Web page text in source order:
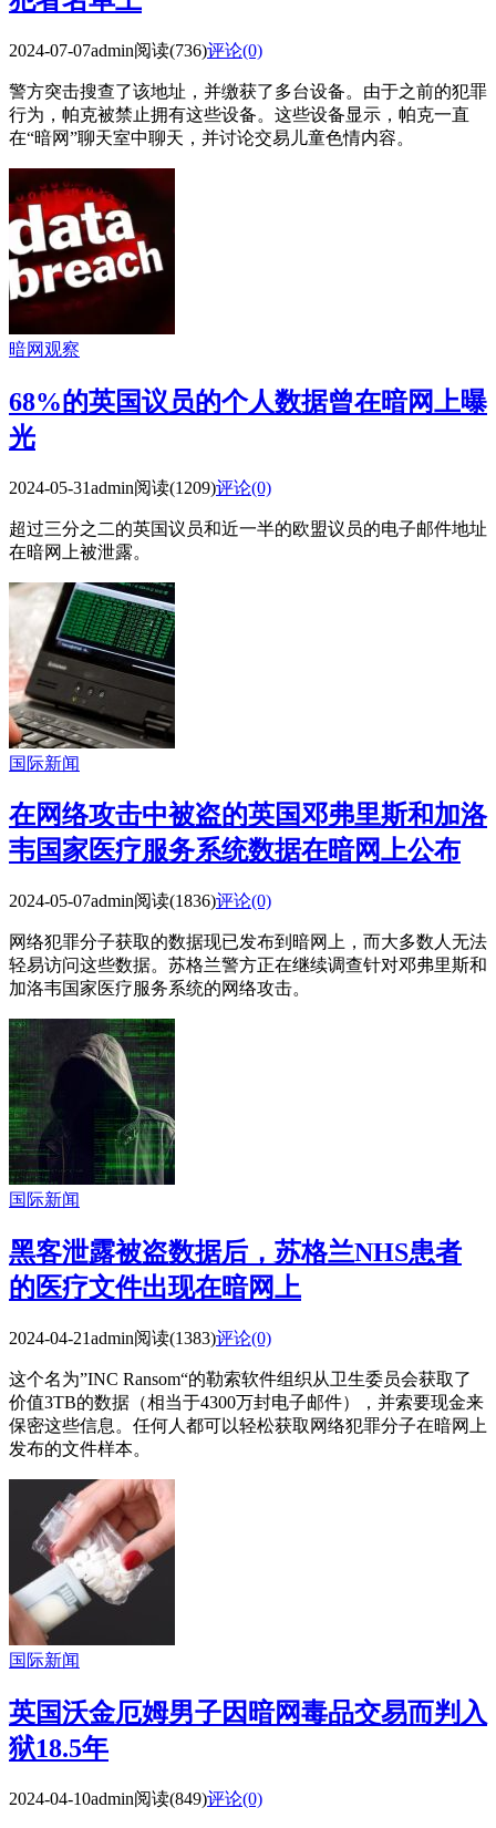
2024-07-07admin阅读(736)评论(0)
警方突击搜查了该地址，并缴获了多台设备。由于之前的犯罪
行为，帕克被禁止拥有这些设备。这些设备显示，帕克一直
在“暗网”聊天室中聊天，并讨论交易儿童色情内容。
暗网观察
68%的英国议员的个人数据曾在暗网上曝
光
2024-05-31admin阅读(1209)评论(0)
超过三分之二的英国议员和近一半的欧盟议员的电子邮件地址
在暗网上被泄露。
国际新闻
在网络攻击中被盗的英国邓弗里斯和加洛
韦国家医疗服务系统数据在暗网上公布
2024-05-07admin阅读(1836)评论(0)
网络犯罪分子获取的数据现已发布到暗网上，而大多数人无法
轻易访问这些数据。苏格兰警方正在继续调查针对邓弗里斯和
加洛韦国家医疗服务系统的网络攻击。
国际新闻
黑客泄露被盗数据后，苏格兰NHS患者
的医疗文件出现在暗网上
2024-04-21admin阅读(1383)评论(0)
这个名为”INC Ransom“的勒索软件组织从卫生委员会获取了
价值3TB的数据（相当于4300万封电子邮件），并索要现金来
保密这些信息。任何人都可以轻松获取网络犯罪分子在暗网上
发布的文件样本。
国际新闻
英国沃金厄姆男子因暗网毒品交易而判入
狱18.5年
2024-04-10admin阅读(849)评论(0)